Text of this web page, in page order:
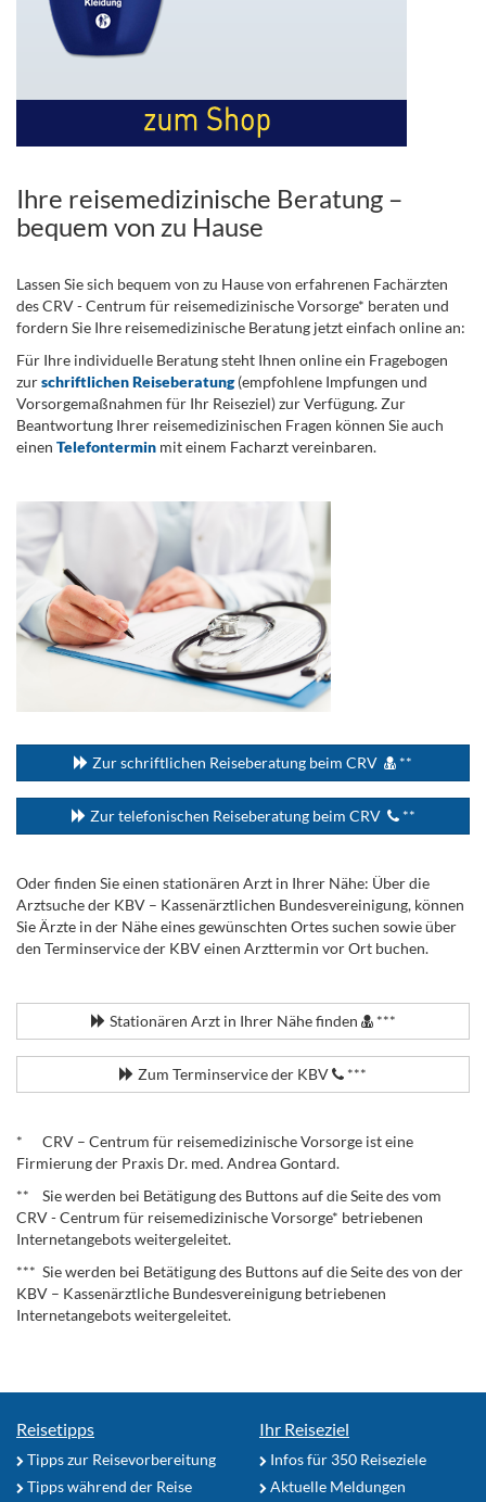
Ihre reisemedizinische Beratung –
bequem von zu Hause
Lassen Sie sich bequem von zu Hause von erfahrenen Fachärzten
des CRV - Centrum für reisemedizinische Vorsorge* beraten und
fordern Sie Ihre reisemedizinische Beratung jetzt einfach online an:
Für Ihre individuelle Beratung steht Ihnen online ein Fragebogen
zurschriftlichen Reiseberatung(empfohlene Impfungen und
Vorsorgemaßnahmen für Ihr Reiseziel) zur Verfügung. Zur
Beantwortung Ihrer reisemedizinischen Fragen können Sie auch
einen Telefontermin mit einem Facharzt vereinbaren.
Zur schriftlichen Reiseberatung beim CRV **
Zur telefonischen Reiseberatung beim CRV **
Oder finden Sie einen stationären Arzt in Ihrer Nähe: Über die
Arztsuche der KBV – Kassenärztlichen Bundesvereinigung, können
Sie Ärzte in der Nähe eines gewünschten Ortes suchen sowie über
den Terminservice der KBV einen Arzttermin vor Ort buchen.
Stationären Arzt in Ihrer Nähe finden ***
Zum Terminservice der KBV ***
* CRV – Centrum für reisemedizinische Vorsorge ist eine
Firmierung der Praxis Dr. med. Andrea Gontard.
** Sie werden bei Betätigung des Buttons auf die Seite des vom
CRV - Centrum für reisemedizinische Vorsorge* betriebenen
Internetangebots weitergeleitet.
*** Sie werden bei Betätigung des Buttons auf die Seite des von der
KBV – Kassenärztliche Bundesvereinigung betriebenen
Internetangebots weitergeleitet.
Reisetipps
Tipps zur Reisevorbereitung
Tipps während der Reise
Ihr Reiseziel
Infos für 350 Reiseziele
Aktuelle Meldungen